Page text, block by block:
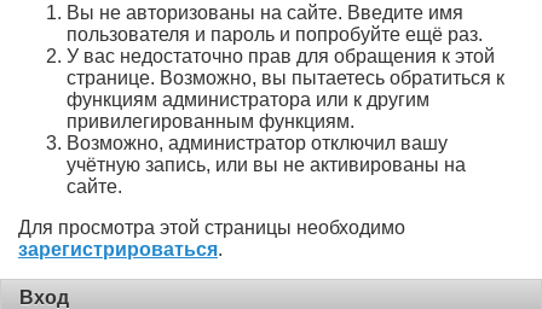
Вы не авторизованы на сайте. Введите имя
пользователя и пароль и попробуйте ещё раз.
У вас недостаточно прав для обращения к этой
странице. Возможно, вы пытаетесь обратиться к
функциям администратора или к другим
привилегированным функциям.
Возможно, администратор отключил вашу
учётную запись, или вы не активированы на
сайте.
Для просмотра этой страницы необходимо
зарегистрироваться.
Вход